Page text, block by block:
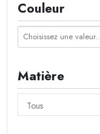
Couleur
Matière